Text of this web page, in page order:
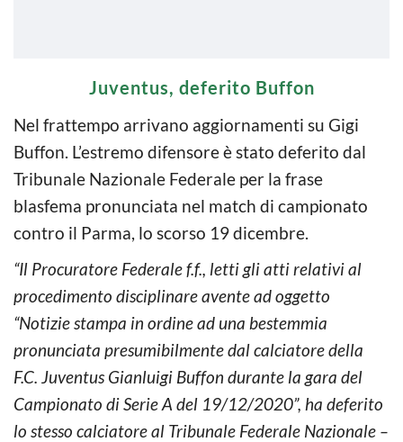
Juventus, deferito Buffon
Nel frattempo arrivano aggiornamenti su Gigi
Buffon. L’estremo difensore è stato deferito dal
Tribunale Nazionale Federale per la frase
blasfema pronunciata nel match di campionato
contro il Parma, lo scorso 19 dicembre.
“Il Procuratore Federale f.f., letti gli atti relativi al
procedimento disciplinare avente ad oggetto
“Notizie stampa in ordine ad una bestemmia
pronunciata presumibilmente dal calciatore della
F.C. Juventus Gianluigi Buffon durante la gara del
Campionato di Serie A del 19/12/2020”, ha deferito
lo stesso calciatore al Tribunale Federale Nazionale –